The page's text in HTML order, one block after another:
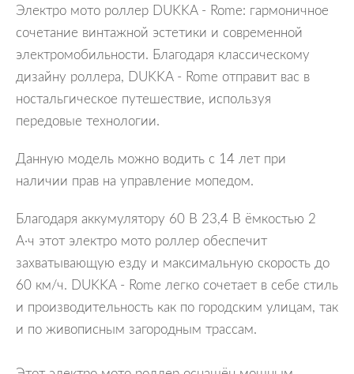
Электро мото роллер DUKKA - Rome: гармоничное
сочетание винтажной эстетики и современной
электромобильности. Благодаря классическому
дизайну роллера, DUKKA - Rome отправит вас в
ностальгическое путешествие, используя
передовые технологии.
Данную модель можно водить с 14 лет при
наличии прав на управление мопедом.
Благодаря аккумулятору 60 В 23,4 В ёмкостью 2
А·ч этот электро мото роллер обеспечит
захватывающую езду и максимальную скорость до
60 км/ч. DUKKA - Rome легко сочетает в себе стиль
и производительность как по городским улицам, так
и по живописным загородным трассам.